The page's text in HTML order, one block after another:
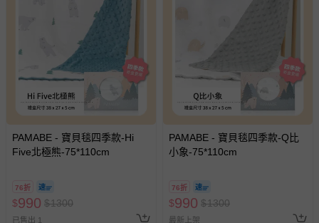
PAMABE - 寶貝毯四季款-Hi
Five北極熊-75*110cm
76折
$990 $1300
已售出 1
PAMABE - 寶貝毯四季款-Q比
小象-75*110cm
76折
$990 $1300
最新上架